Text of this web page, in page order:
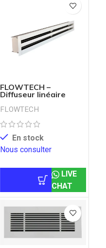
FLOWTECH –
Diffuseur linéaire
FLOWTECH
En stock
Nous consulter
LIVE
CHAT